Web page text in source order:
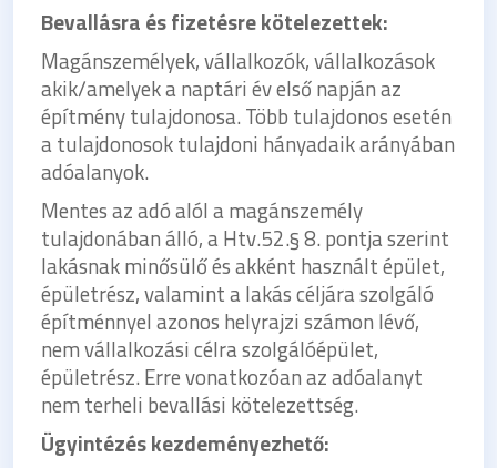
Bevallásra és fizetésre kötelezettek:
Magánszemélyek, vállalkozók, vállalkozások
akik/amelyek a naptári év első napján az
építmény tulajdonosa. Több tulajdonos esetén
a tulajdonosok tulajdoni hányadaik arányában
adóalanyok.
Mentes az adó alól a magánszemély
tulajdonában álló, a Htv.52.§ 8. pontja szerint
lakásnak minősülő és akként használt épület,
épületrész, valamint a lakás céljára szolgáló
építménnyel azonos helyrajzi számon lévő,
nem vállalkozási célra szolgálóépület,
épületrész. Erre vonatkozóan az adóalanyt
nem terheli bevallási kötelezettség.
Ügyintézés kezdeményezhető: